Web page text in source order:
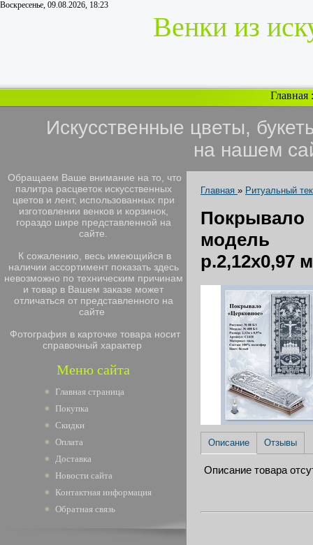
Воскресенье, 09.08.2026, 18:23
Венки из
Главная
Искусственные цветы,
на нашем
Обращаем Ваше внимание на то, что
палитра расцветок искусственных
цветов и лент, использованных при
изготовлении венков и корзинок,
гораздо шире представленной на
сайте.
К сожалению, весь имеющийся в
наличии ассортимент показать здесь
невозможно по техническим причинам
и товар в Вашем заказе может
отличаться от представленного на
сайте
Фотография в карточке товара носит
справочный характер
Меню сайта
Главная страница
Покупка
Скидки
Оплата
Доставка
Новости сайта
Контактная информация
Обратная связь
Главная » Ритуальный
модель
р.2,12х0,97
Описание Отзывы
Описание товара